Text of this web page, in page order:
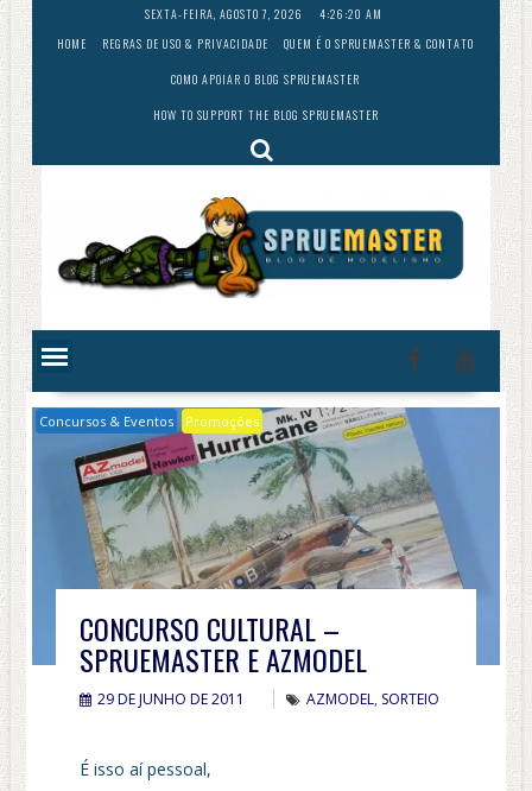
Skip
to
content
SEXTA-FEIRA, AGOSTO 7, 2026
4:26:21 AM
HOME
REGRAS DE USO & PRIVACIDADE
QUEM É O SPRUEMASTER & CONTATO
COMO APOIAR O BLOG SPRUEMASTER
HOW TO SUPPORT THE BLOG SPRUEMASTER
Concursos & Eventos Promoções
CONCURSO CULTURAL –
SPRUEMASTER E AZMODEL
29 DE JUNHO DE 2011 AZMODEL, SORTEIO
É isso aí pessoal,